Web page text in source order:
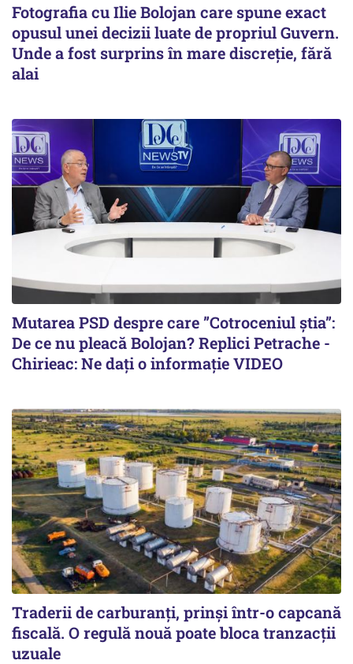
Fotografia cu Ilie Bolojan care spune exact
opusul unei decizii luate de propriul Guvern.
Unde a fost surprins în mare discreție, fără
alai
Mutarea PSD despre care ”Cotroceniul știa”:
De ce nu pleacă Bolojan? Replici Petrache -
Chirieac: Ne dați o informație VIDEO
Traderii de carburanți, prinși într-o capcană
fiscală. O regulă nouă poate bloca tranzacții
uzuale